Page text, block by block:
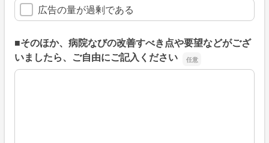
広告の量が過剰である
■そのほか、病院なびの改善すべき点や要望などがござ
いましたら、ご自由にご記入ください
■そのほか、病院なびの改善すべき点や要望などがござい